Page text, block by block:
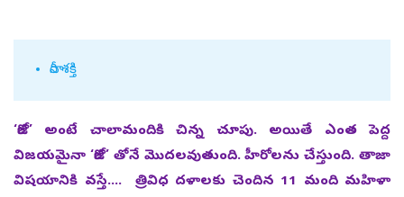
నారీ శక్తి
‘జీరో’ అంటే చాలామందికి చిన్న చూపు. అయితే ఎంత పెద్ద
విజయమైనా ‘జీరో’ తోనే మొదలవుతుంది. హీరోలను చేస్తుంది. తాజా
విషయానికి వస్తే.... త్రివిధ దళాలకు చెందిన 11 మంది మహిళా